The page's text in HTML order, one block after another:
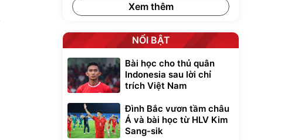
Xem thêm
NỔI BẬT
Bài học cho thủ quân
Indonesia sau lời chỉ
trích Việt Nam
Đình Bắc vươn tầm châu
Á và bài học từ HLV Kim
Sang-sik